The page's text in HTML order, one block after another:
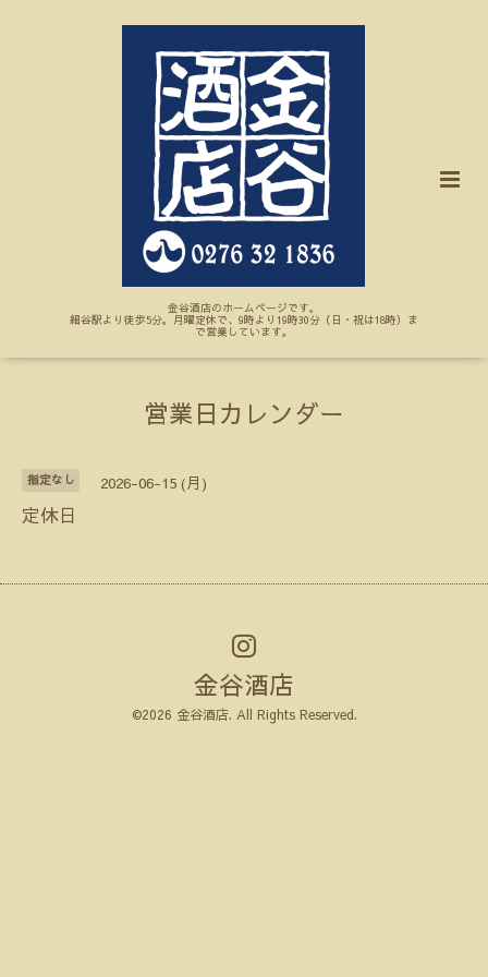
金谷酒店のホームページです。
細谷駅より徒歩5分。月曜定休で、9時より19時30分（日・祝は18時）ま
で営業しています。
営業日カレンダー
指定なし 2026-06-15 (月)
定休日
金谷酒店
©2026 金谷酒店. All Rights Reserved.